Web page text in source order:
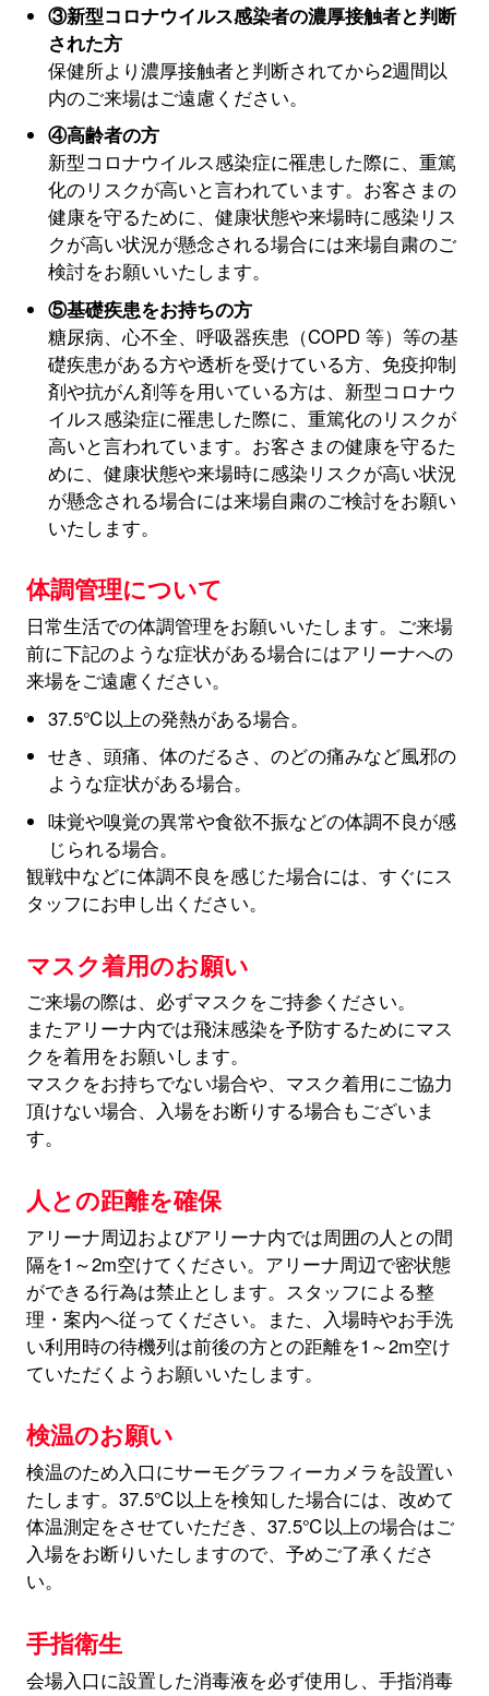
③新型コロナウイルス感染者の濃厚接触者と判断
された方
保健所より濃厚接触者と判断されてから2週間以
内のご来場はご遠慮ください。
④高齢者の方
新型コロナウイルス感染症に罹患した際に、重篤
化のリスクが高いと言われています。お客さまの
健康を守るために、健康状態や来場時に感染リス
クが高い状況が懸念される場合には来場自粛のご
検討をお願いいたします。
⑤基礎疾患をお持ちの方
糖尿病、心不全、呼吸器疾患（COPD 等）等の基
礎疾患がある方や透析を受けている方、免疫抑制
剤や抗がん剤等を用いている方は、新型コロナウ
イルス感染症に罹患した際に、重篤化のリスクが
高いと言われています。お客さまの健康を守るた
めに、健康状態や来場時に感染リスクが高い状況
が懸念される場合には来場自粛のご検討をお願い
いたします。
体調管理について
日常生活での体調管理をお願いいたします。ご来場
前に下記のような症状がある場合にはアリーナへの
来場をご遠慮ください。
37.5℃以上の発熱がある場合。
せき、頭痛、体のだるさ、のどの痛みなど風邪の
ような症状がある場合。
味覚や嗅覚の異常や食欲不振などの体調不良が感
じられる場合。
観戦中などに体調不良を感じた場合には、すぐにス
タッフにお申し出ください。
マスク着用のお願い
ご来場の際は、必ずマスクをご持参ください。
またアリーナ内では飛沫感染を予防するためにマス
クを着用をお願いします。
マスクをお持ちでない場合や、マスク着用にご協力
頂けない場合、入場をお断りする場合もございま
す。
人との距離を確保
アリーナ周辺およびアリーナ内では周囲の人との間
隔を1～2m空けてください。アリーナ周辺で密状態
ができる行為は禁止とします。スタッフによる整
理・案内へ従ってください。また、入場時やお手洗
い利用時の待機列は前後の方との距離を1～2m空け
ていただくようお願いいたします。
検温のお願い
検温のため入口にサーモグラフィーカメラを設置い
たします。37.5℃以上を検知した場合には、改めて
体温測定をさせていただき、37.5℃以上の場合はご
入場をお断りいたしますので、予めご了承くださ
い。
手指衛生
会場入口に設置した消毒液を必ず使用し、手指消毒